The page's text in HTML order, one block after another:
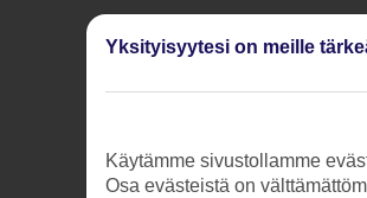
Yksityisyytesi on meille
Käytämme sivustollamme
Osa evästeistä on